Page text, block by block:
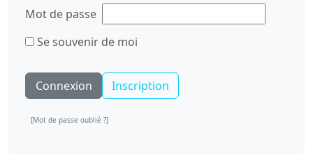
Mot de passe
Se souvenir de moi
Inscription
[Mot de passe oublié ?]